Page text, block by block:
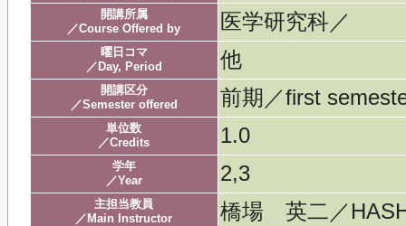
開講所属
／Course Offered by
医学研究科／
曜日コマ
／Day, Period
他
開講区分
／Semester offered
前期／first
単位数
／Credits
1.0
学年
／Year
2,3
主担当教員
／Main Instructor
橋場 英二／